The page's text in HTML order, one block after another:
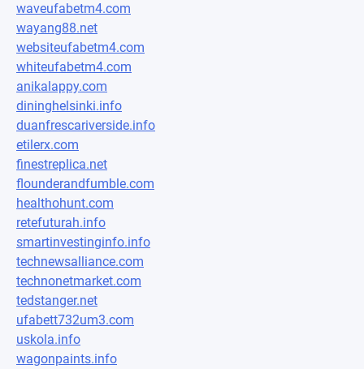
waveufabetm4.com
wayang88.net
websiteufabetm4.com
whiteufabetm4.com
anikalappy.com
dininghelsinki.info
duanfrescariverside.info
etilerx.com
finestreplica.net
flounderandfumble.com
healthohunt.com
retefuturah.info
smartinvestinginfo.info
technewsalliance.com
technonetmarket.com
tedstanger.net
ufabett732um3.com
uskola.info
wagonpaints.info